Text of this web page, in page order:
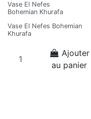
Vase El Nefes
Bohemian Khurafa
Vase El Nefes Bohemian
Khurafa
Ajouter
au panier